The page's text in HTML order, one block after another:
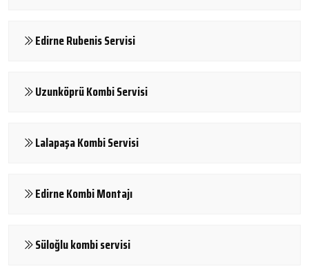
Edirne Rubenis Servisi
Uzunköprü Kombi Servisi
Lalapaşa Kombi Servisi
Edirne Kombi Montajı
Süloğlu kombi servisi